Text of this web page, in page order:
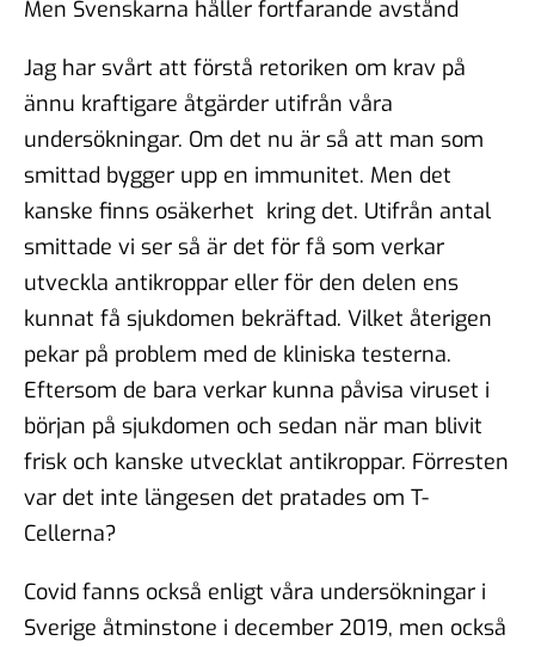
Men Svenskarna håller fortfarande avstånd
Jag har svårt att förstå retoriken om krav på
ännu kraftigare åtgärder utifrån våra
undersökningar. Om det nu är så att man som
smittad bygger upp en immunitet. Men det
kanske finns osäkerhet kring det. Utifrån antal
smittade vi ser så är det för få som verkar
utveckla antikroppar eller för den delen ens
kunnat få sjukdomen bekräftad. Vilket återigen
pekar på problem med de kliniska testerna.
Eftersom de bara verkar kunna påvisa viruset i
början på sjukdomen och sedan när man blivit
frisk och kanske utvecklat antikroppar. Förresten
var det inte längesen det pratades om T-
Cellerna?
Covid fanns också enligt våra undersökningar i
Sverige åtminstone i december 2019, men också